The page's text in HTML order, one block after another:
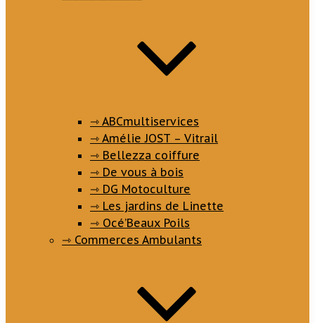
⇾ ABCmultiservices
⇾ Amélie JOST – Vitrail
⇾ Bellezza coiffure
⇾ De vous à bois
⇾ DG Motoculture
⇾ Les jardins de Linette
⇾ Océ’Beaux Poils
⇾ Commerces Ambulants